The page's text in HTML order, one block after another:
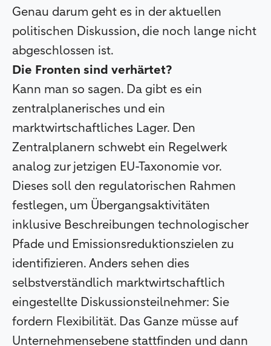
Genau darum geht es in der aktuellen
politischen Diskussion, die noch lange nicht
abgeschlossen ist.
Die Fronten sind verhärtet?
Kann man so sagen. Da gibt es ein
zentralplanerisches und ein
marktwirtschaftliches Lager. Den
Zentralplanern schwebt ein Regelwerk
analog zur jetzigen EU-Taxonomie vor.
Dieses soll den regulatorischen Rahmen
festlegen, um Übergangsaktivitäten
inklusive Beschreibungen technologischer
Pfade und Emissionsreduktionszielen zu
identifizieren. Anders sehen dies
selbstverständlich marktwirtschaftlich
eingestellte Diskussionsteilnehmer: Sie
fordern Flexibilität. Das Ganze müsse auf
Unternehmensebene stattfinden und dann